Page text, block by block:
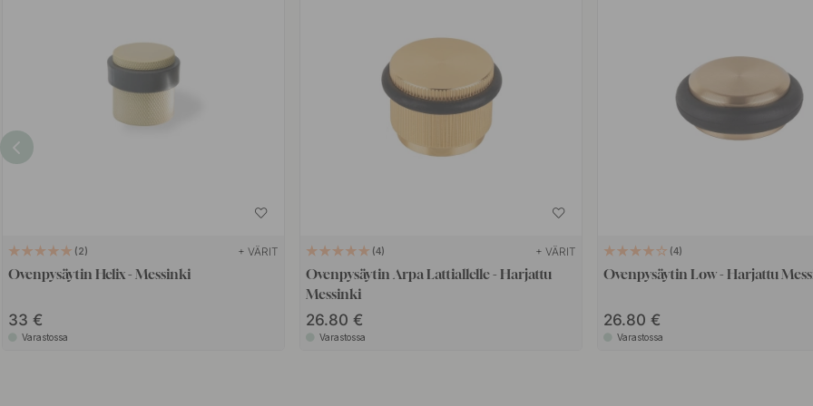
2 + VÄRIT
Ovenpysäytin Helix - Messinki
33
Varastossa
4 + VÄRIT
Ovenpysäytin Arpa Lattiallelle - Harjattu
Messinki
26.80
Varastossa
4
Ovenpysäytin Low - Harjattu
26.80
Varastossa